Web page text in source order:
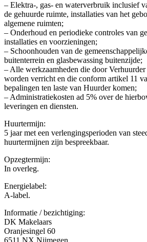
– Elektra-, gas- en waterverbruik inclusief
de gehuurde ruimte, installaties van het
algemene ruimten;
– Onderhoud en periodieke controles van
installaties en voorzieningen;
– Schoonhouden van de
buitenterrein en glasbewassing buitenzijde;
– Alle werkzaamheden die door Verhuurder
worden verricht en die conform artikel 11
bepalingen ten laste van Huurder komen;
– Administratiekosten ad 5% over de
leveringen en diensten.
Huurtermijn:
5 jaar met een verlengingsperioden van
huurtermijnen zijn bespreekbaar.
Opzegtermijn:
In overleg.
Energielabel:
A-label.
Informatie / bezichtiging:
DK Makelaars
Oranjesingel 60